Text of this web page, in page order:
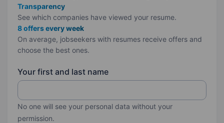
Transparency
See which companies have viewed your resume.
8 offers every week
On average, jobseekers with resumes receive offers and
choose the best ones.
Your first and last name
No one will see your personal data without your
permission.